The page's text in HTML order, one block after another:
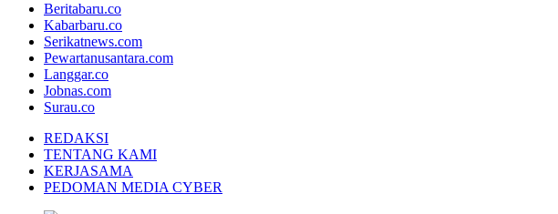
Beritabaru.co
Kabarbaru.co
Serikatnews.com
Pewartanusantara.com
Langgar.co
Jobnas.com
Surau.co
REDAKSI
TENTANG KAMI
KERJASAMA
PEDOMAN MEDIA CYBER